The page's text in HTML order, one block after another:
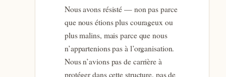
Nous avons résisté — non pas parce
que nous étions plus courageux ou
plus malins, mais parce que nous
n’appartenions pas à l’organisation.
Nous n’avions pas de carrière à
protéger dans cette structure, pas de